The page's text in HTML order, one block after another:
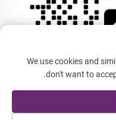
We use cookies and
don't want to